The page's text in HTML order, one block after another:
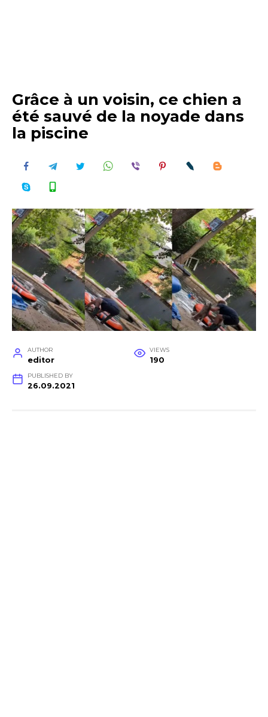
Grâce à un voisin, ce chien a
été sauvé de la noyade dans
la piscine
AUTHOR
editor
VIEWS
190
PUBLISHED BY
26.09.2021